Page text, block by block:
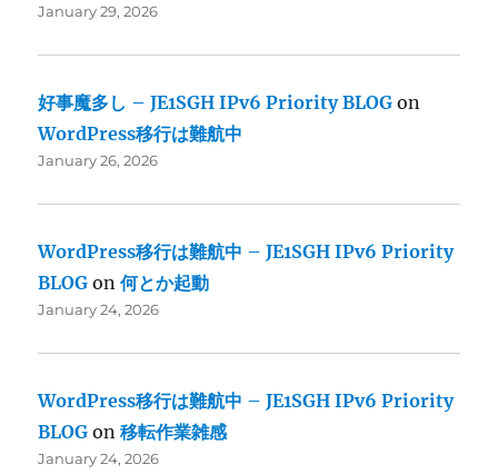
January 29, 2026
好事魔多し – JE1SGH IPv6 Priority BLOG on
WordPress移行は難航中
January 26, 2026
WordPress移行は難航中 – JE1SGH IPv6 Priority
BLOG on何とか起動
January 24, 2026
WordPress移行は難航中 – JE1SGH IPv6 Priority
BLOG on移転作業雑感
January 24, 2026